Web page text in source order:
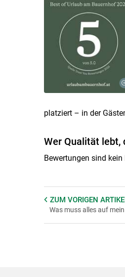
platziert – in der
Wer Qualität lebt,
Bewertungen sind
ZUM VORIGEN
Was muss alles auf